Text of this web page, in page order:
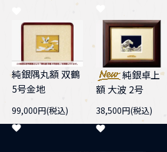
純銀隅丸額 双鶴
5号金地
99,000円(税込)
純銀卓上
額 大波 2号
38,500円(税込)